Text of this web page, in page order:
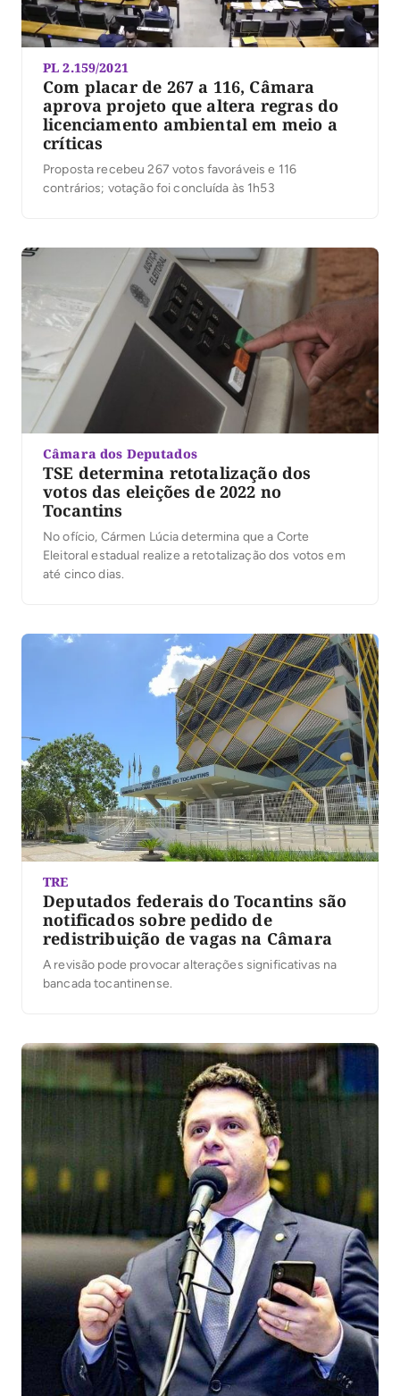
PL 2.159/2021
Com placar de 267 a 116, Câmara
aprova projeto que altera regras do
licenciamento ambiental em meio a
críticas
Proposta recebeu 267 votos favoráveis e 116
contrários; votação foi concluída às 1h53
Câmara dos Deputados
TSE determina retotalização dos
votos das eleições de 2022 no
Tocantins
No ofício, Cármen Lúcia determina que a Corte
Eleitoral estadual realize a retotalização dos votos em
até cinco dias.
TRE
Deputados federais do Tocantins são
notificados sobre pedido de
redistribuição de vagas na Câmara
A revisão pode provocar alterações significativas na
bancada tocantinense.